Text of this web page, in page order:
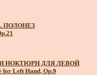
ПОЛОНЕЗ
И НОКТЮРН ДЛЯ ЛЕВОЙ
Left Hand, Op.9